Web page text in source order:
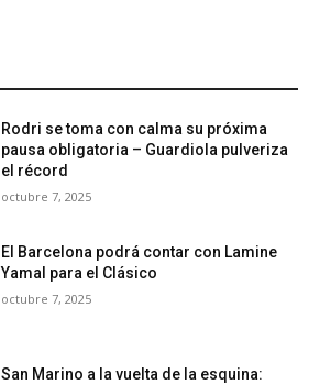
Rodri se toma con calma su próxima
pausa obligatoria – Guardiola pulveriza
el récord
octubre 7, 2025
El Barcelona podrá contar con Lamine
Yamal para el Clásico
octubre 7, 2025
San Marino a la vuelta de la esquina: